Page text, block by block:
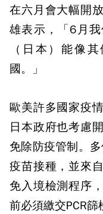
在六月會大幅開
雄表示，「6月
（日本）能像
國。」
歐美許多國家疫
日本政府也考慮
免除防疫管制。
疫苗接種，並來
免入境檢測程序
前必須繳交PCR篩